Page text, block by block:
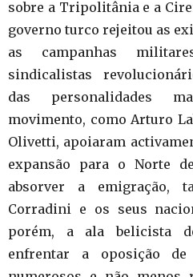
sobre a Tripolitânia e a
governo turco rejeitou as
as campanhas
sindicalistas
das personalidades
movimento, como Arturo
Olivetti, apoiaram
expansão para o Norte
absorver a emigração,
Corradini e os seus
porém, a ala belicista
enfrentar a oposição